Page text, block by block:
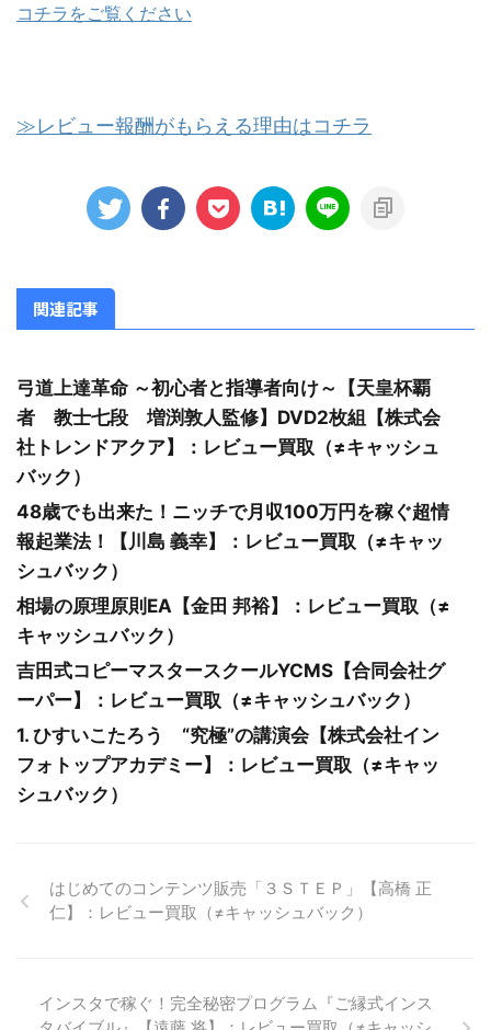
コチラをご覧ください
≫レビュー報酬がもらえる理由はコチラ
関連記事
弓道上達革命 ～初心者と指導者向け～【天皇杯覇
者 教士七段 増渕敦人監修】DVD2枚組【株式会
社トレンドアクア】：レビュー買取（≠キャッシュ
バック）
48歳でも出来た！ニッチで月収100万円を稼ぐ超情
報起業法！【川島 義幸】：レビュー買取（≠キャッ
シュバック）
相場の原理原則EA【金田 邦裕】：レビュー買取（≠
キャッシュバック）
吉田式コピーマスタースクールYCMS【合同会社グ
ーパー】：レビュー買取（≠キャッシュバック）
1. ひすいこたろう “究極”の講演会【株式会社イン
フォトップアカデミー】：レビュー買取（≠キャッ
シュバック）
はじめてのコンテンツ販売「３ＳＴＥＰ」【高橋 正
仁】：レビュー買取（≠キャッシュバック）
インスタで稼ぐ！完全秘密プログラム『ご縁式インス